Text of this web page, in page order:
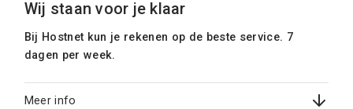
Wij staan voor je klaar
Bij Hostnet kun je rekenen op de beste service. 7
dagen per week.
Meer info